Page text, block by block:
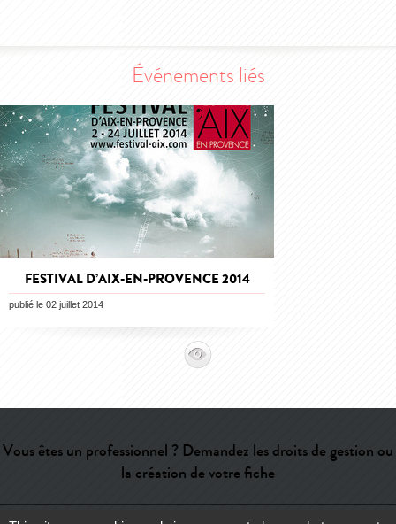
Événements liés
FESTIVAL D’AIX-EN-PROVENCE 2014
publié le 02 juillet 2014
Vous êtes un professionnel ? Demandez les droits de gestion ou
la création de votre fiche